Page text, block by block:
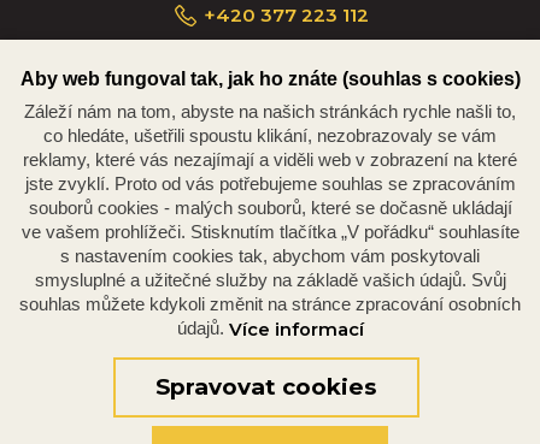
+420 377 223 112
Náměstí Republiky 234/35, 301 00 Plzeň
Aby web fungoval tak, jak ho znáte (souhlas s cookies)
Záleží nám na tom, abyste na našich stránkách rychle našli to,
co hledáte, ušetřili spoustu klikání, nezobrazovaly se vám
reklamy, které vás nezajímají a viděli web v zobrazení na které
jste zvyklí. Proto od vás potřebujeme souhlas se zpracováním
souborů cookies - malých souborů, které se dočasně ukládají
ve vašem prohlížeči. Stisknutím tlačítka „V pořádku“ souhlasíte
s nastavením cookies tak, abychom vám poskytovali
smysluplné a užitečné služby na základě vašich údajů. Svůj
souhlas můžete kdykoli změnit na stránce zpracování osobních
údajů. Více informací
Spravovat cookies